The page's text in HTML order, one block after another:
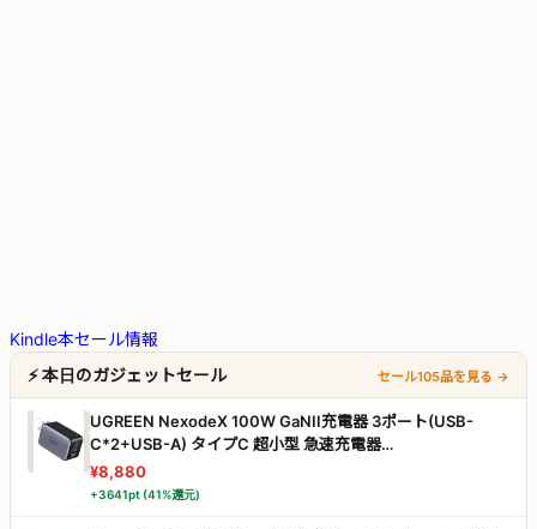
Kindle本セール情報
⚡ 本日のガジェットセール
セール105品を見る →
UGREEN NexodeX 100W GaNII充電器 3ポート(USB-
C*2+USB-A) タイプC 超小型 急速充電器
PD3.0/PPS/QC4+/QC3.0 対応
¥8,880
+3641pt (41%還元)